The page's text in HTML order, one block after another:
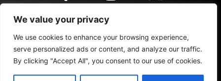
We value your privacy
We use cookies to enhance your browsing experience,
serve personalized ads or content, and analyze our traffic.
By clicking "Accept All", you consent to our use of cookies.
KONTAKT INFORMACIJE
IMPRESSUM MARKETING REZULTATI